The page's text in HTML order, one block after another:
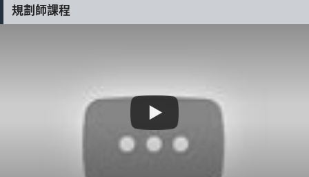
規劃師課程